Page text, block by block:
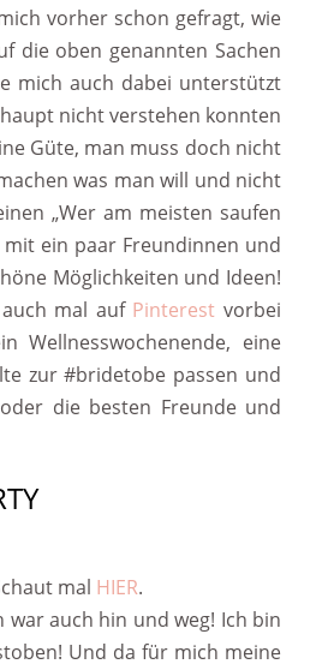
vorher schon gefragt, wie
die oben genannten Sachen
mich auch dabei unterstützt
nicht verstehen konnten
Güte, man muss doch nicht
was man will und nicht
„Wer am meisten saufen
mit ein paar Freundinnen und
Möglichkeiten und Ideen!
mal auf Pinterest vorbei
eine
zur #bridetobe passen und
oder die besten Freunde und
mal HIER.
auch hin und weg! Ich bin
Und da für mich meine